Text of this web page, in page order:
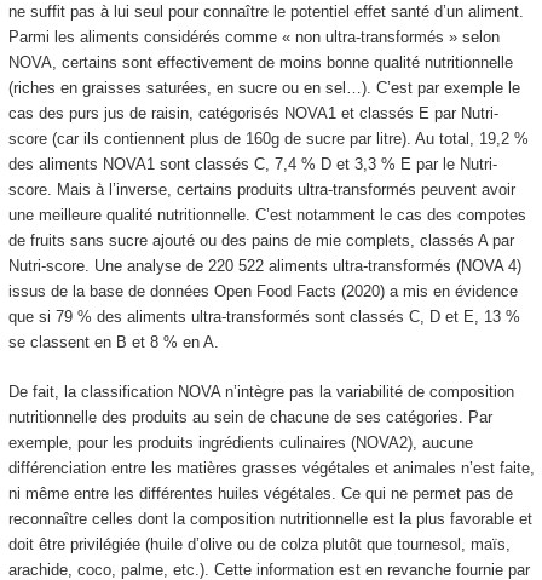
ne suffit pas à lui seul pour connaître le potentiel effet santé d’un aliment.
Parmi les aliments considérés comme « non ultra-transformés » selon
NOVA, certains sont effectivement de moins bonne qualité nutritionnelle
(riches en graisses saturées, en sucre ou en sel…). C’est par exemple le
cas des purs jus de raisin, catégorisés NOVA1 et classés E par Nutri-
score (car ils contiennent plus de 160g de sucre par litre). Au total, 19,2 %
des aliments NOVA1 sont classés C, 7,4 % D et 3,3 % E par le Nutri-
score. Mais à l’inverse, certains produits ultra-transformés peuvent avoir
une meilleure qualité nutritionnelle. C’est notamment le cas des compotes
de fruits sans sucre ajouté ou des pains de mie complets, classés A par
Nutri-score. Une analyse de 220 522 aliments ultra-transformés (NOVA 4)
issus de la base de données Open Food Facts (2020) a mis en évidence
que si 79 % des aliments ultra-transformés sont classés C, D et E, 13 %
se classent en B et 8 % en A.
De fait, la classification NOVA n’intègre pas la variabilité de composition
nutritionnelle des produits au sein de chacune de ses catégories. Par
exemple, pour les produits ingrédients culinaires (NOVA2), aucune
différenciation entre les matières grasses végétales et animales n’est faite,
ni même entre les différentes huiles végétales. Ce qui ne permet pas de
reconnaître celles dont la composition nutritionnelle est la plus favorable et
doit être privilégiée (huile d’olive ou de colza plutôt que tournesol, maïs,
arachide, coco, palme, etc.). Cette information est en revanche fournie par